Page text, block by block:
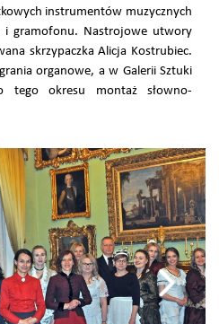
instrumentów muzycznych
i gramofonu. Nastrojowe utwory
skrzypaczka Alicja Kostrubiec.
organowe, a w Galerii Sztuki
tego okresu montaż słowno-